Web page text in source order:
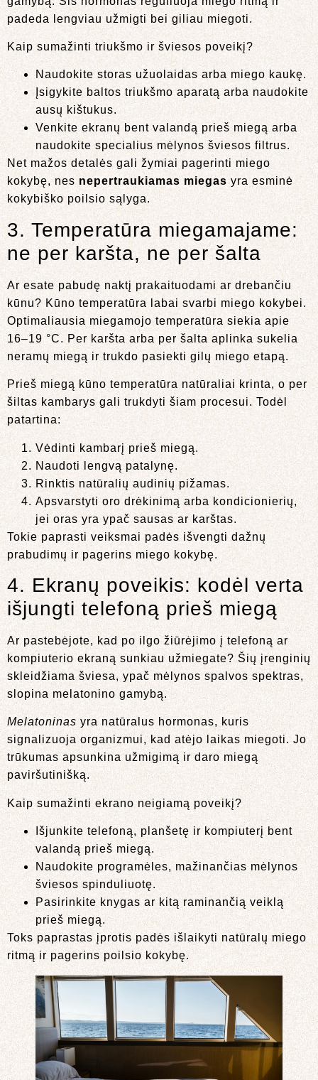
padeda lengviau užmigti bei giliau miegoti.
Kaip sumažinti triukšmo ir šviesos poveikį?
Naudokite storas užuolaidas arba miego kaukę.
Įsigykite baltos triukšmo aparatą arba naudokite
ausų kištukus.
Venkite ekranų bent valandą prieš miegą arba
naudokite specialius mėlynos šviesos filtrus.
Net mažos detalės gali žymiai pagerinti miego
kokybę, nes nepertraukiamas miegas yra esminė
kokybiško poilsio sąlyga.
3. Temperatūra miegamajame:
ne per karšta, ne per šalta
Ar esate pabudę naktį prakaituodami ar drebančiu
kūnu? Kūno temperatūra labai svarbi miego kokybei.
Optimaliausia miegamojo temperatūra siekia apie
16–19 °C. Per karšta arba per šalta aplinka sukelia
neramų miegą ir trukdo pasiekti gilų miego etapą.
Prieš miegą kūno temperatūra natūraliai krinta, o per
šiltas kambarys gali trukdyti šiam procesui. Todėl
patartina:
Vėdinti kambarį prieš miegą.
Naudoti lengvą patalynę.
Rinktis natūralių audinių pižamas.
Apsvarstyti oro drėkinimą arba kondicionierių,
jei oras yra ypač sausas ar karštas.
Tokie paprasti veiksmai padės išvengti dažnų
prabudimų ir pagerins miego kokybę.
4. Ekranų poveikis: kodėl verta
išjungti telefoną prieš miegą
Ar pastebėjote, kad po ilgo žiūrėjimo į telefoną ar
kompiuterio ekraną sunkiau užmiegate? Šių įrenginių
skleidžiama šviesa, ypač mėlynos spalvos spektras,
slopina melatonino gamybą.
Melatoninas yra natūralus hormonas, kuris
signalizuoja organizmui, kad atėjo laikas miegoti. Jo
trūkumas apsunkina užmigimą ir daro miegą
paviršutinišką.
Kaip sumažinti ekrano neigiamą poveikį?
Išjunkite telefoną, planšetę ir kompiuterį bent
valandą prieš miegą.
Naudokite programėles, mažinančias mėlynos
šviesos spinduliuotę.
Pasirinkite knygas ar kitą raminančią veiklą
prieš miegą.
Toks paprastas įprotis padės išlaikyti natūralų miego
ritmą ir pagerins poilsio kokybę.